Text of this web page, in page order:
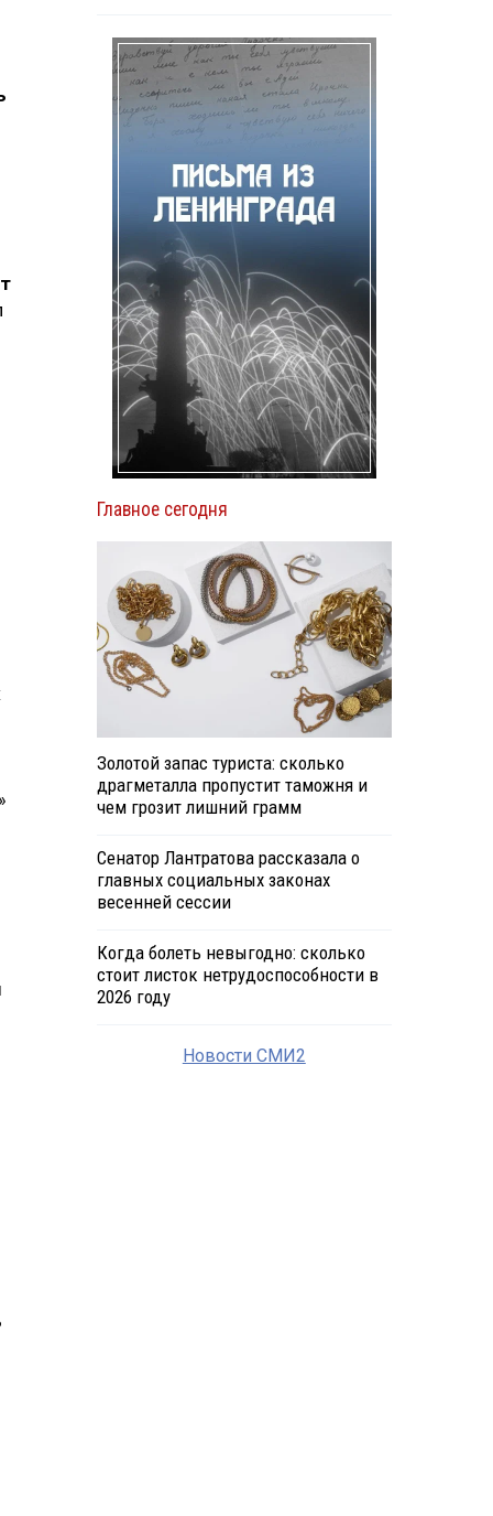
Главное сегодня
Золотой запас туриста: сколько
драгметалла пропустит таможня и
чем грозит лишний грамм
Сенатор Лантратова рассказала о
главных социальных законах
весенней сессии
Когда болеть невыгодно: сколько
стоит листок нетрудоспособности в
2026 году
Новости СМИ2